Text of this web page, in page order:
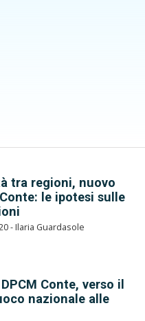
tra regioni, nuovo
le ipotesi sulle
- Ilaria Guardasole
Conte, verso il
nazionale alle